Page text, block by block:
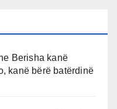
Berisha kanë
kanë bërë batërdinë